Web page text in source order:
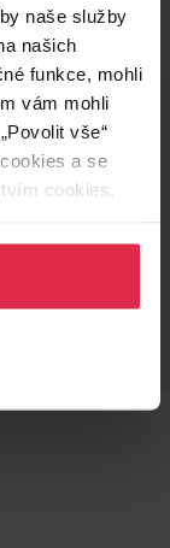
naše služby
našich
funkce, mohli
vám mohli
vše“
a se
cookies.
slevy
s Teta klubem
síť prodejen